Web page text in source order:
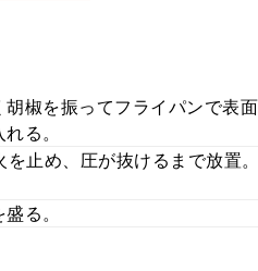
椒を振ってフライパンで表
る。
を止め、圧が抜けるまで放置
る。